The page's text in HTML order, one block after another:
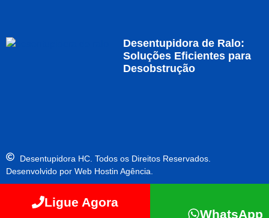
Desentupidora de Ralo:
Soluções Eficientes para
Desobstrução
Desentupidora HC. Todos os Direitos Reservados.
Desenvolvido por Web Hostin Agência.
Ligue Agora
WhatsApp